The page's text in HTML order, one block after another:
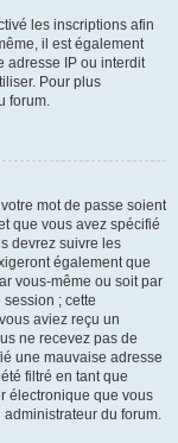
les inscriptions afin
il est également
adresse IP ou interdit
Pour plus
forum.
mot de passe soient
que vous avez spécifié
devrez suivre les
également que
vous-même ou soit par
; cette
aviez reçu un
ne recevez pas de
une mauvaise adresse
filtré en tant que
électronique que vous
du forum.